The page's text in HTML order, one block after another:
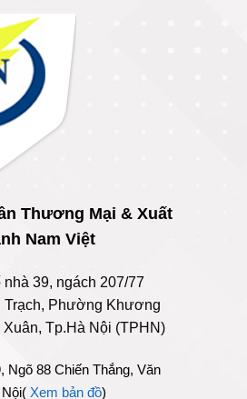
Thương Mại & Xuất
Nam Việt
nhà 39, ngách 207/77
Phường Khương
Tp.Hà Nội (TPHN)
Ngõ 88 Chiến Thắng, Văn
Xem bản đồ)